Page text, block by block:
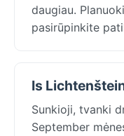
daugiau.
pasirūpinkite
Is
Sunkioji, tvanki
September